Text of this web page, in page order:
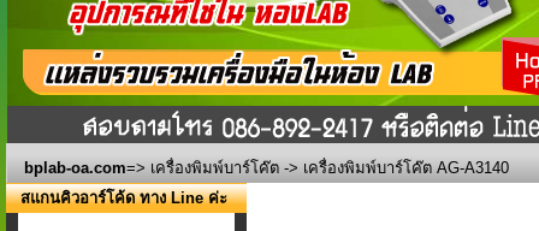
bplab-oa.com=> เครื่องพิมพ์บาร์โค๊ต -> เครื่องพิมพ์บาร์โค๊ต AG-A3140
สแกนคิวอาร์โค้ด ทาง Line ค่ะ